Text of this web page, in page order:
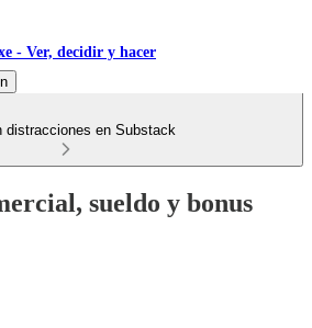
- Ver, decidir y hacer
distracciones en Substack
sueldo y bonus